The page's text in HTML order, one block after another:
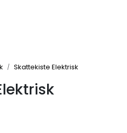
Skattekiste Elektrisk